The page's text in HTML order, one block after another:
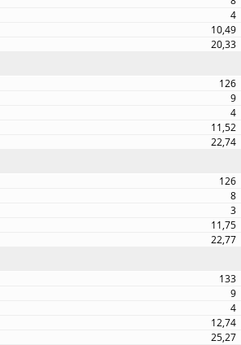
4
10,49
20,33
126
9
4
11,52
22,74
126
8
3
11,75
22,77
133
9
4
12,74
25,27